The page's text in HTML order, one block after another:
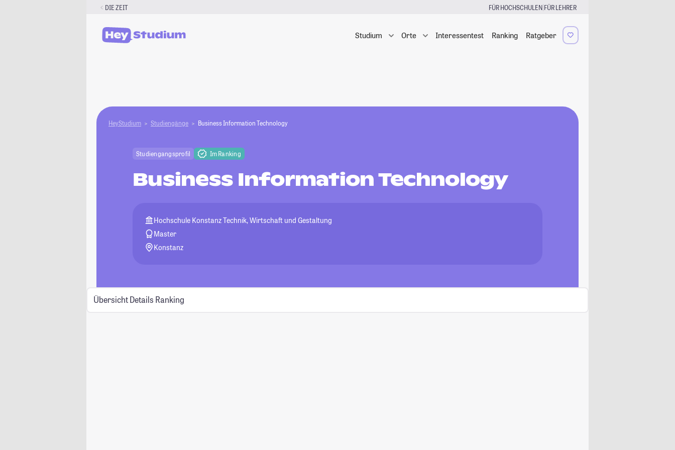
DIE ZEIT FÜR HOCHSCHULEN|FÜR LEHRER
Studium Orte Interessentest Ranking Ratgeber
HeyStudium Studiengänge Business Information Technology
Studiengangsprofil Im Ranking
Business Information Technology
Hochschule Konstanz Technik, Wirtschaft und Gestaltung
Master
Konstanz
Übersicht Details Ranking